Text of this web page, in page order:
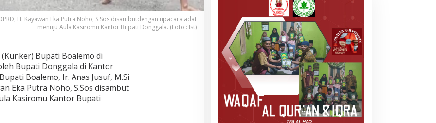
H. Kayawan Eka Putra Noho, S.Sos disambutdengan upacara adat
menuju Aula Kasiromu Kantor Bupati Donggala. (Foto : Ist)
Bupati Boalemo di
Bupati Donggala di Kantor
Boalemo, Ir. Anas Jusuf, M.Si
Eka Putra Noho, S.Sos disambut
Kasiromu Kantor Bupati